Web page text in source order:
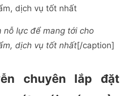
nỗ lực để mang tới cho
dịch vụ tốt nhất[/caption]
chuyên lắp đặt